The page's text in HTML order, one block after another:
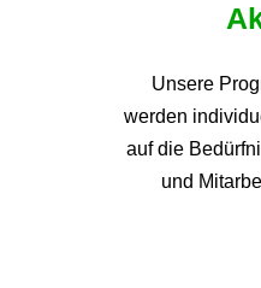
Unsere
werden
auf die
und